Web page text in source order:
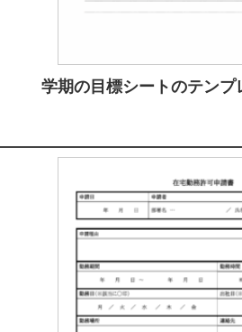
学期の目標シートのテンプ